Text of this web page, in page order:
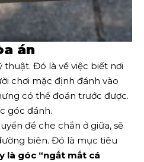
án
Đó là về việc biết nơi
chơi mặc định đánh vào
có thể đoán trước được.
góc đánh.
để che chắn ở giữa, sẽ
biên. Đó là mục tiêu
là góc “ngắt mắt cá